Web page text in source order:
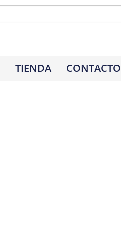
TIENDA CONTACTO